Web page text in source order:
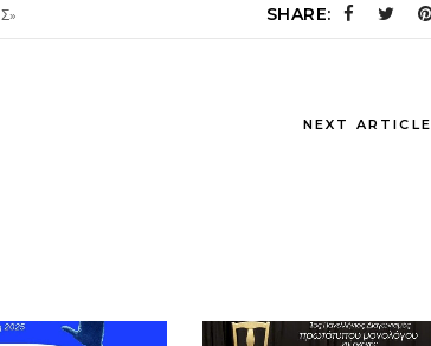
SHARE:
NEXT ARTICLE